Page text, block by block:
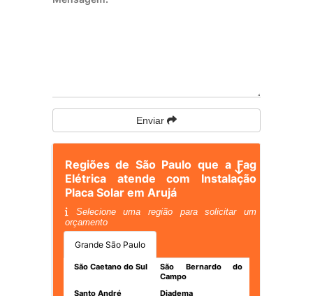
Enviar
Regiões de São Paulo que a Fag
Elétrica atende com Instalação
Placa Solar em Arujá
Selecione uma região para solicitar um
orçamento
Grande São Paulo
São Caetano do Sul
São Bernardo do
Campo
Santo André
Diadema